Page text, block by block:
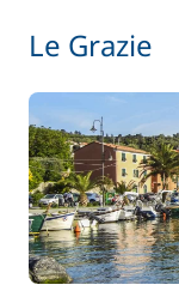
Le Grazie